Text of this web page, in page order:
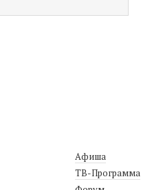
Афиша
ТВ-Программа